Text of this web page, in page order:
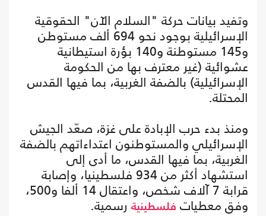
وتفيد بيانات حركة "السلام الآن" الحقوقية
الإسرائيلية بوجود نحو 694 ألف مستوطن
و145 مستوطنة و140 بؤرة استيطانية
عشوائية (غير معترف بها من الحكومة
الإسرائيلية) بالضفة الغربية، بما فيها القدس
المحتلة.
ومنذ بدء حرب الإبادة على غزة، صعّد الجيش
الإسرائيلي والمستوطنون اعتداءاتهم بالضفة
الغربية، بما فيها القدس، ما أدى إلى
استشهاد أكثر من 934 فلسطينيا، وإصابة
قرابة 7 آلاف شخص، واعتقال 14 ألفا و500،
وفق معطيات فلسطينية رسمية.